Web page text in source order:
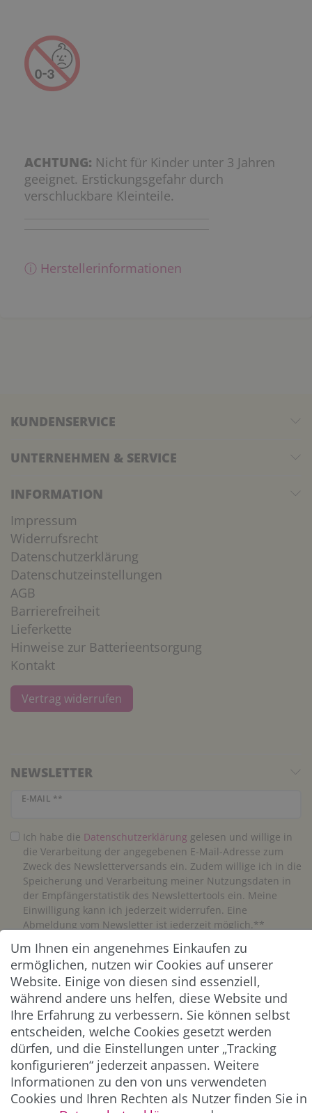
ACHTUNG: Nicht für Kinder unter 3 Jahren
geeignet. Erstickungsgefahr durch
verschluckbare Kleinteile.
ⓘ Herstellerinformationen
KUNDENSERVICE
UNTERNEHMEN & SERVICE
INFORMATION
Impressum
Widerrufsrecht
Datenschutzerklärung
Datenschutzeinstellungen
AGB
Barrierefreiheit
Lieferkette
Hinweise zur Batterieentsorgung
Kontakt
Vertrag widerrufen
NEWSLETTER
E-MAIL **
Newsletter Honig
Ich habe die Daten­schutz­erklärung gelesen und willige in
die Verarbeitung der angegebenen E-Mail-Adresse zum
Zweck des Newsletterversands ein. Zudem willige ich in die
Speicherung und Verarbeitung meiner Nutzungsdaten in
der Empfängerstatistik des Newslettertools ein. Meine
Einwilligung kann ich jederzeit widerrufen. Eine
Abmeldung vom Newsletter ist jederzeit möglich.**
Abonnieren
** Hierbei handelt es sich um ein Pflichtfeld.
ZAHLUNG & VERSAND
Um Ihnen ein angenehmes Einkaufen zu
ermöglichen, nutzen wir Cookies auf unserer
Website. Einige von diesen sind essenziell,
während andere uns helfen, diese Website und
Ihre Erfahrung zu verbessern. Sie können selbst
entscheiden, welche Cookies gesetzt werden
dürfen, und die Einstellungen unter „Tracking
konfigurieren“ jederzeit anpassen. Weitere
Informationen zu den von uns verwendeten
Cookies und Ihren Rechten als Nutzer finden Sie in